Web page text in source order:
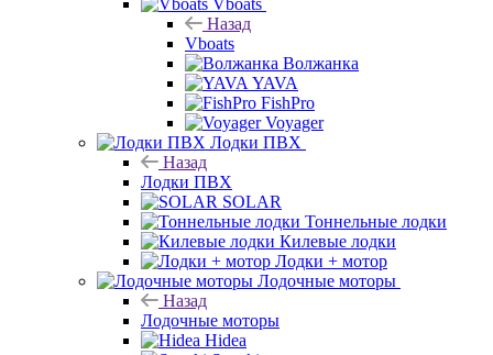
Vboats
Назад
Vboats
Волжанка
YAVA
FishPro
Voyager
Лодки ПВХ
Назад
Лодки ПВХ
SOLAR
Тоннельные лодки
Килевые лодки
Лодки + мотор
Лодочные моторы
Назад
Лодочные моторы
Hidea